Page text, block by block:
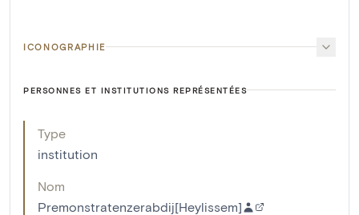
ICONOGRAPHIE
PERSONNES ET INSTITUTIONS REPRÉSENTÉES
Type
institution
Nom
Premonstratenzerabdij[Heylissem]